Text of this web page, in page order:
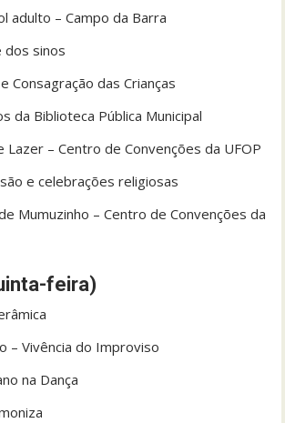
adulto – Campo da Barra
dos sinos
Consagração das Crianças
da Biblioteca Pública Municipal
Lazer – Centro de Convenções da UFOP
e celebrações religiosas
Mumuzinho – Centro de Convenções da
feira)
– Vivência do Improviso
na Dança